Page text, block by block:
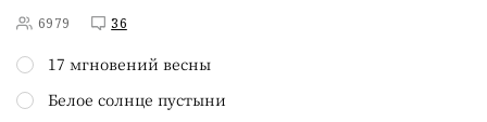
6979 36
17 мгновений весны
Белое солнце пустыни